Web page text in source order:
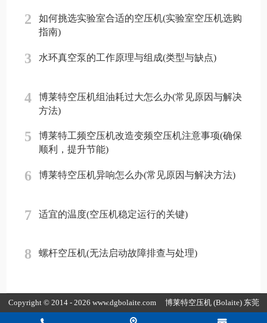
2
如何挑选实验室合适的空压机(实验室空压机选购
指南)
3 水环真空泵的工作原理与组成(类型与缺点)
4
博莱特空压机组油耗过大怎么办(常见原因与解决
方法)
5
博莱特工频空压机改造变频空压机注意事项(确保
顺利，提升节能)
6 博莱特空压机异响怎么办(常见原因与解决方法)
7 适宜的温度(空压机稳定运行的关键)
8 螺杆空压机(无法启动故障排查与处理)
Copyright © 2014 - 2026 www.dgbolaite.com 博莱特空压机 (Bolaite) 东莞
市康普达节能科技有限公司版权所有